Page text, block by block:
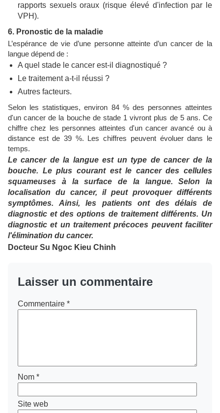
rapports sexuels oraux (risque élevé d'infection par le
VPH).
6. Pronostic de la maladie
L’espérance de vie d’une personne atteinte d’un cancer de la
langue dépend de :
A quel stade le cancer est-il diagnostiqué ?
Le traitement a-t-il réussi ?
Autres facteurs.
Selon les statistiques, environ 84 % des personnes atteintes
d'un cancer de la bouche de stade 1 vivront plus de 5 ans. Ce
chiffre chez les personnes atteintes d'un cancer avancé ou à
distance est de 39 %. Les chiffres peuvent évoluer dans le
temps.
Le cancer de la langue est un type de cancer de la
bouche. Le plus courant est le cancer des cellules
squameuses à la surface de la langue. Selon la
localisation du cancer, il peut provoquer différents
symptômes. Ainsi, les patients ont des délais de
diagnostic et des options de traitement différents. Un
diagnostic et un traitement précoces peuvent faciliter
l'élimination du cancer.
Docteur Su Ngoc Kieu Chinh
Laisser un commentaire
Commentaire *
Nom *
Site web